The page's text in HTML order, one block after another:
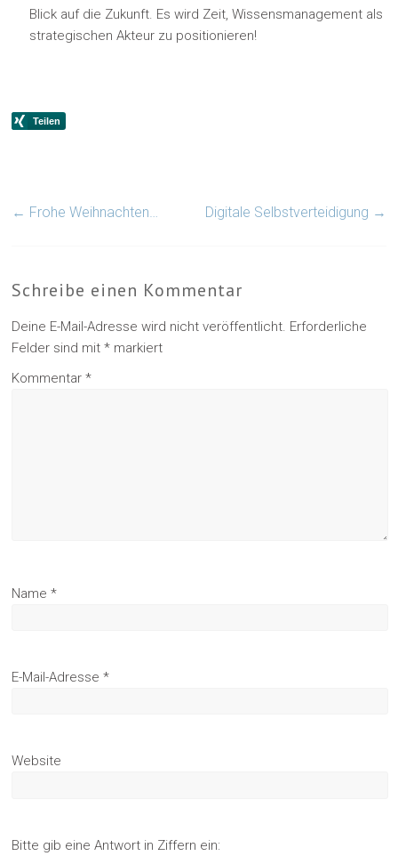
Blick auf die Zukunft. Es wird Zeit, Wissensmanagement als
strategischen Akteur zu positionieren!
← Frohe Weihnachten… Digitale Selbstverteidigung →
Schreibe einen Kommentar
Deine E-Mail-Adresse wird nicht veröffentlicht. Erforderliche
Felder sind mit* markiert
Kommentar*
Name*
E-Mail-Adresse*
Website
Bitte gib eine Antwort in Ziffern ein: